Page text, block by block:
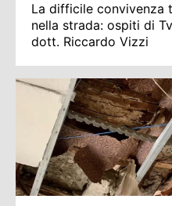
La difficile convivenza
nella strada: ospiti di
dott. Riccardo Vizzi